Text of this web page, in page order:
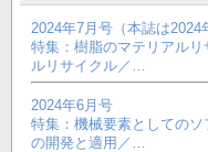
2024年7月号（本誌は2024
特集：樹脂のマテリアル
ルリサイクル／…
2024年6月号
特集：機械要素としての
の開発と適用／…